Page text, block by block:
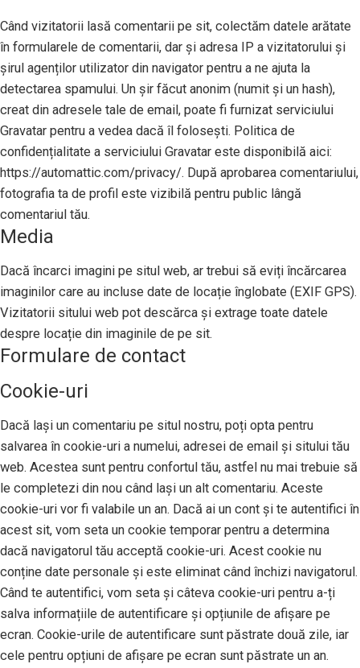
Când vizitatorii lasă comentarii pe sit, colectăm datele arătate
în formularele de comentarii, dar și adresa IP a vizitatorului și
șirul agenților utilizator din navigator pentru a ne ajuta la
detectarea spamului. Un șir făcut anonim (numit și un hash),
creat din adresele tale de email, poate fi furnizat serviciului
Gravatar pentru a vedea dacă îl folosești. Politica de
confidențialitate a serviciului Gravatar este disponibilă aici:
https://automattic.com/privacy/. După aprobarea comentariului,
fotografia ta de profil este vizibilă pentru public lângă
comentariul tău.
Media
Dacă încarci imagini pe situl web, ar trebui să eviți încărcarea
imaginilor care au incluse date de locație înglobate (EXIF GPS).
Vizitatorii sitului web pot descărca și extrage toate datele
despre locație din imaginile de pe sit.
Formulare de contact
Cookie-uri
Dacă lași un comentariu pe situl nostru, poți opta pentru
salvarea în cookie-uri a numelui, adresei de email și sitului tău
web. Acestea sunt pentru confortul tău, astfel nu mai trebuie să
le completezi din nou când lași un alt comentariu. Aceste
cookie-uri vor fi valabile un an. Dacă ai un cont și te autentifici în
acest sit, vom seta un cookie temporar pentru a determina
dacă navigatorul tău acceptă cookie-uri. Acest cookie nu
conține date personale și este eliminat când închizi navigatorul.
Când te autentifici, vom seta și câteva cookie-uri pentru a-ți
salva informațiile de autentificare și opțiunile de afișare pe
ecran. Cookie-urile de autentificare sunt păstrate două zile, iar
cele pentru opțiuni de afișare pe ecran sunt păstrate un an.